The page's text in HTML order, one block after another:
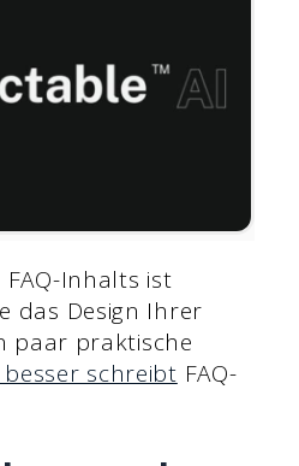
Inhalts ist
das Design Ihrer
paar praktische
schreibt FAQ-